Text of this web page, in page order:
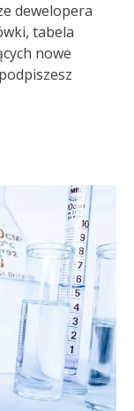
dewelopera
tabela
nowe